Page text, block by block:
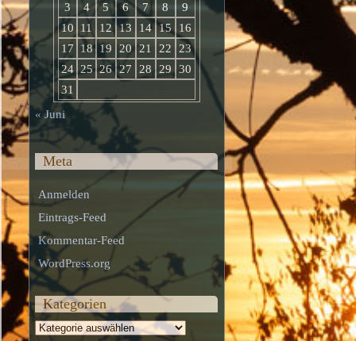
3
4 5 6 7 8
9
10
11 12 13 14 15
16
17
18 19 20 21 22
23
24 25 26 27 28 29
30
31
« Juni
Meta
Anmelden
Eintrags-Feed
Kommentar-Feed
WordPress.org
Kategorien
Kategorien